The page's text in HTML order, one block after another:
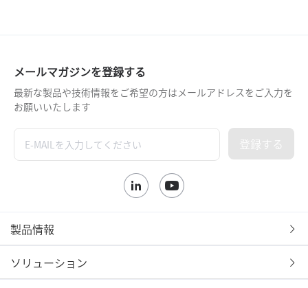
メールマガジンを登録する
最新な製品や技術情報をご希望の方はメールアドレスをご入力を
お願いいたします
登録する
製品情報
ソリューション